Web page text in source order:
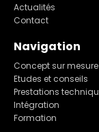
Actualités
Contact
Navigation
Concept sur mesure
Etudes et conseils
Prestations
Intégration
Formation